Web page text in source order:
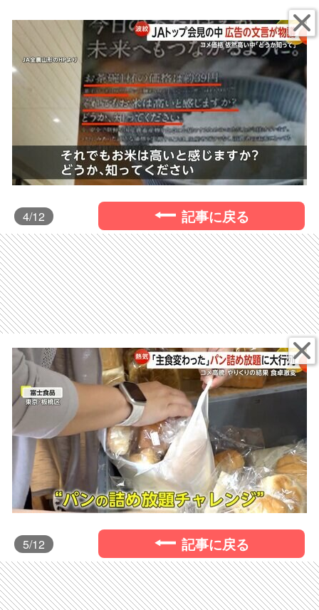
4/12 記事に戻る
5/12 記事に戻る